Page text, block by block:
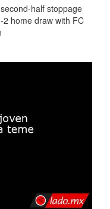
half stoppage
home draw with FC